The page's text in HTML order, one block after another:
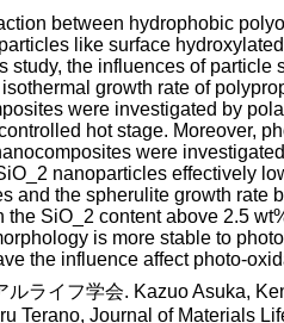
between hydrophobic
like surface
study, the influences of particle
growth rate of
were investigated by
hot stage. Moreover,
were
nanoparticles effectively
and the spherulite growth rate
SiO_2 content above 2.5
is more stable to
the influence affect photo-
ライフ学会. Kazuo Asuka,
Terano, Journal of Materials